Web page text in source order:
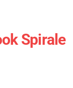
Spirale